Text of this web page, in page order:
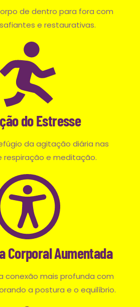
de dentro para fora com
e restaurativas.
do Estresse
da agitação diária nas
respiração e meditação.
Corporal Aumentada
conexão mais profunda com
a postura e o equilíbrio.